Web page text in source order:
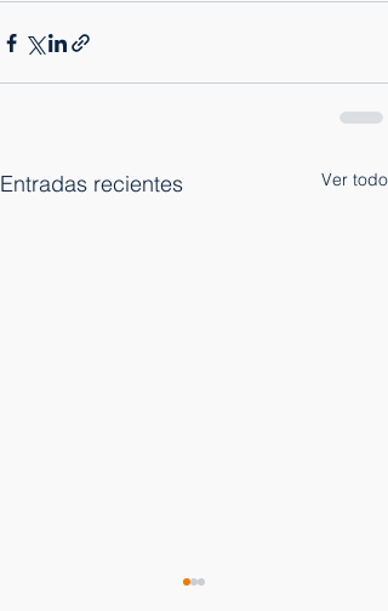
Entradas recientes Ver todo